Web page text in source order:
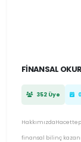
FINANSAL
352 Üye
finansal bilinç